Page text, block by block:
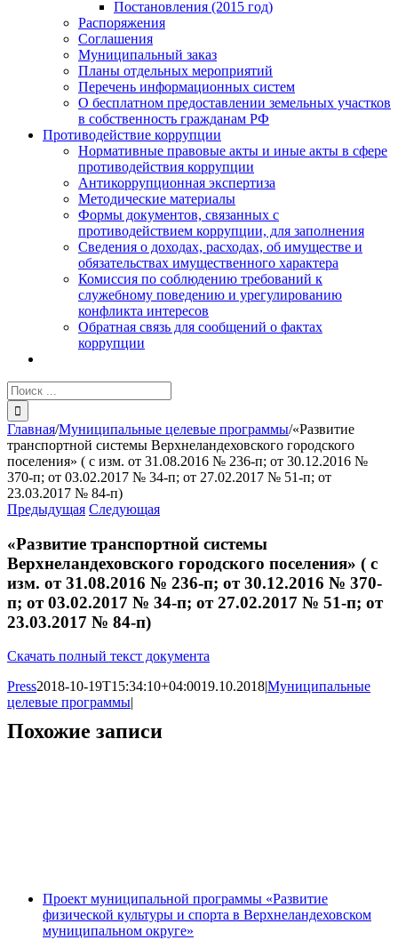
Постановления (2015 год)
Распоряжения
Соглашения
Муниципальный заказ
Планы отдельных мероприятий
Перечень информационных систем
О бесплатном предоставлении земельных участков
в собственность гражданам РФ
Противодействие коррупции
Нормативные правовые акты и иные акты в сфере
противодействия коррупции
Антикоррупционная экспертиза
Методические материалы
Формы документов, связанных с
противодействием коррупции, для заполнения
Сведения о доходах, расходах, об имуществе и
обязательствах имущественного характера
Комиссия по соблюдению требований к
служебному поведению и урегулированию
конфликта интересов
Обратная связь для сообщений о фактах
коррупции
Результат
поиска:
Главная/Муниципальные целевые программы/«Развитие
транспортной системы Верхнеландеховского городского
поселения» ( с изм. от 31.08.2016 № 236-п; от 30.12.2016 №
370-п; от 03.02.2017 № 34-п; от 27.02.2017 № 51-п; от
23.03.2017 № 84-п)
Предыдущая Следующая
«Развитие транспортной системы
Верхнеландеховского городского поселения» ( с
изм. от 31.08.2016 № 236-п; от 30.12.2016 № 370-
п; от 03.02.2017 № 34-п; от 27.02.2017 № 51-п; от
23.03.2017 № 84-п)
Скачать полный текст документа
Press2018-10-19T15:34:10+04:0019.10.2018|Муниципальные
целевые программы|
Похожие записи
Проект муниципальной программы «Развитие
физической культуры и спорта в Верхнеландеховском
муниципальном округе»